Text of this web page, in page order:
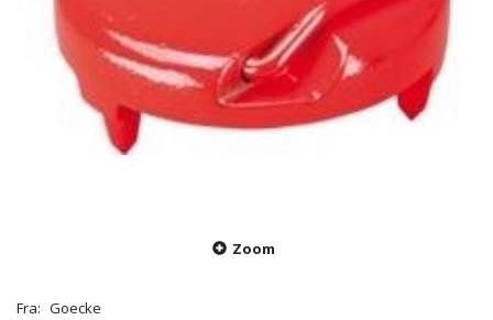
Zoom
Fra: Goecke